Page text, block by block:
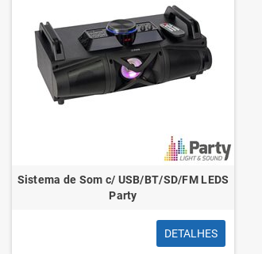
Sistema de Som c/ USB/BT/SD/FM LEDS
Party
DETALHES